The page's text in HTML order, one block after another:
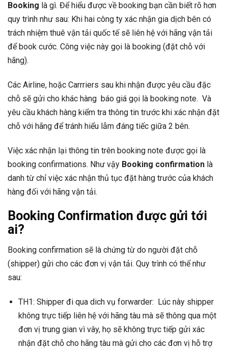
Booking là gì. Để hiểu được về booking bạn cần biết rõ hơn
quy trình như sau: Khi hai công ty xác nhận gia dịch bên có
trách nhiệm thuê vận tải quốc tế sẽ liên hệ với hãng vận tải
để book cước. Công việc này gọi là booking (đặt chỗ với
hãng).
Các Airline, hoặc Carrriers sau khi nhận được yêu cầu đặc
chỗ sẽ gửi cho khác hàng báo giá gọi là booking note. Và
yêu cầu khách hàng kiểm tra thông tin trước khi xác nhận đặt
chỗ với hãng để tránh hiểu lẫm đáng tiếc giữa 2 bên.
Việc xác nhận lại thông tin trên booking note được gọi là
booking confirmations. Như vậy Booking confirmation là
danh từ chỉ việc xác nhận thủ tục đặt hàng trước của khách
hàng đối với hãng vận tải.
Booking Confirmation được gửi tới
ai?
Booking confirmation sẽ là chứng từ do người đặt chỗ
(shipper) gửi cho các đơn vị vận tải. Quy trình có thể như
sau:
TH1: Shipper đi qua dich vụ forwarder: Lúc này shipper
không trực tiếp liên hệ với hãng tàu mà sẽ thông qua một
đơn vị trung gian vì vây, họ sẽ không trực tiếp gửi xác
nhận đặt chỗ cho hãng tàu mà gửi cho các đơn vị hỗ trợ